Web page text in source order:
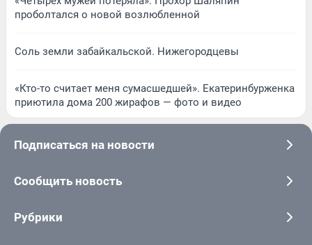
проболтался о новой возлюбленной
Соль земли забайкальской. Нижегородцевы
«Кто-то считает меня сумасшедшей». Екатеринбурженка
приютила дома 200 жирафов — фото и видео
Подписаться на новости
Сообщить новость
Рубрики